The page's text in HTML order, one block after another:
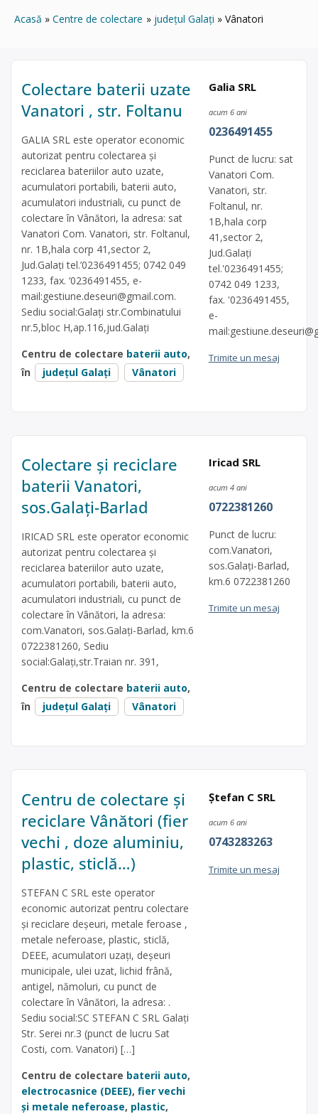
Acasă Centre de colectare județul Galați Vânatori
Colectare baterii uzate
Vanatori , str. Foltanu
GALIA SRL este operator economic
autorizat pentru colectarea și
reciclarea bateriilor auto uzate,
acumulatori portabili, baterii auto,
acumulatori industriali, cu punct de
colectare în Vânători, la adresa: sat
Vanatori Com. Vanatori, str. Foltanul,
nr. 1B,hala corp 41,sector 2,
Jud.Galați tel.’0236491455; 0742 049
1233, fax. ‘0236491455, e-
mail:gestiune.deseuri@gmail.com.
Sediu social:Galați str.Combinatului
nr.5,bloc H,ap.116,jud.Galați
Centru de colectare baterii auto,
în
județul Galați Vânatori
Galia SRL
acum 6 ani
0236491455
Punct de lucru: sat
Vanatori Com.
Vanatori, str.
Foltanul, nr.
1B,hala corp
41,sector 2,
Jud.Galați
tel.'0236491455;
0742 049 1233,
fax. '0236491455,
e-
mail:
Trimite un mesaj
Colectare și reciclare
baterii Vanatori,
sos.Galați-Barlad
IRICAD SRL este operator economic
autorizat pentru colectarea și
reciclarea bateriilor auto uzate,
acumulatori portabili, baterii auto,
acumulatori industriali, cu punct de
colectare în Vânători, la adresa:
com.Vanatori, sos.Galați-Barlad, km.6
0722381260, Sediu
social:Galați,str.Traian nr. 391,
Centru de colectare baterii auto,
în
județul Galați Vânatori
Iricad SRL
acum 4 ani
0722381260
Punct de lucru:
com.Vanatori,
sos.Galați-Barlad,
km.6 0722381260
Trimite un mesaj
Centru de colectare și
reciclare Vânători (fier
vechi , doze aluminiu,
plastic, sticlă…)
STEFAN C SRL este operator
economic autorizat pentru colectare
și reciclare deșeuri, metale feroase ,
metale neferoase, plastic, sticlă,
DEEE, acumulatori uzați, deșeuri
municipale, ulei uzat, lichid frână,
antigel, nămoluri, cu punct de
colectare în Vânători, la adresa: .
Sediu social:SC STEFAN C SRL Galați
Str. Serei nr.3 (punct de lucru Sat
Costi, com. Vanatori) […]
Centru de colectare baterii auto,
electrocasnice (DEEE), fier vechi
și metale neferoase, plastic,
Ștefan C SRL
acum 6 ani
0743283263
Trimite un mesaj